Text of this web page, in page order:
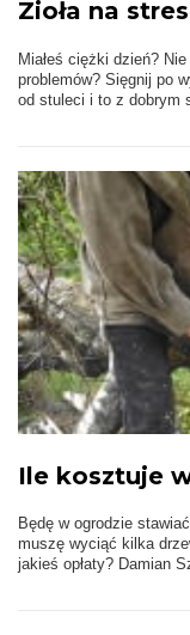
Zioła na stres
Miałeś ciężki dzień?
problemów? Sięgnij po
od stuleci i to z dobrym
Ile kosztuje
Będę w ogrodzie
muszę wyciąć kilka
jakieś opłaty? Damian